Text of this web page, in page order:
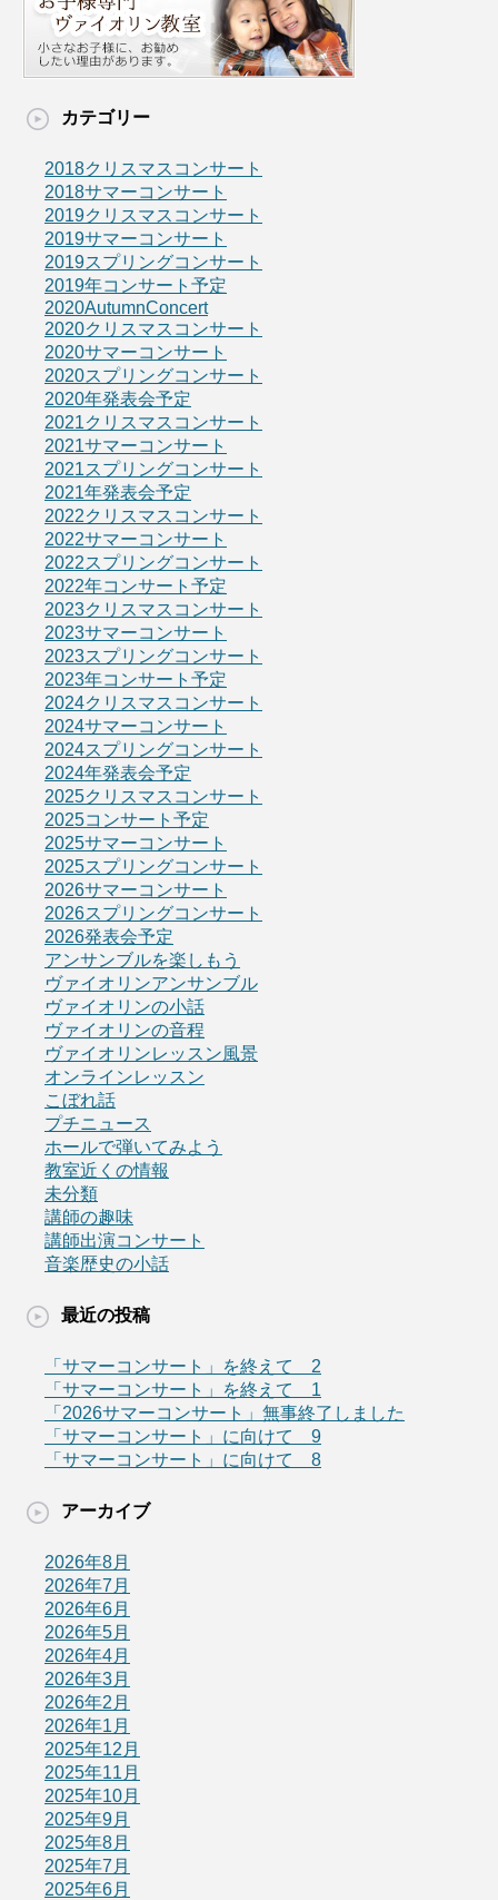
カテゴリー
2018クリスマスコンサート
2018サマーコンサート
2019クリスマスコンサート
2019サマーコンサート
2019スプリングコンサート
2019年コンサート予定
2020AutumnConcert
2020クリスマスコンサート
2020サマーコンサート
2020スプリングコンサート
2020年発表会予定
2021クリスマスコンサート
2021サマーコンサート
2021スプリングコンサート
2021年発表会予定
2022クリスマスコンサート
2022サマーコンサート
2022スプリングコンサート
2022年コンサート予定
2023クリスマスコンサート
2023サマーコンサート
2023スプリングコンサート
2023年コンサート予定
2024クリスマスコンサート
2024サマーコンサート
2024スプリングコンサート
2024年発表会予定
2025クリスマスコンサート
2025コンサート予定
2025サマーコンサート
2025スプリングコンサート
2026サマーコンサート
2026スプリングコンサート
2026発表会予定
アンサンブルを楽しもう
ヴァイオリンアンサンブル
ヴァイオリンの小話
ヴァイオリンの音程
ヴァイオリンレッスン風景
オンラインレッスン
こぼれ話
プチニュース
ホールで弾いてみよう
教室近くの情報
未分類
講師の趣味
講師出演コンサート
音楽歴史の小話
最近の投稿
「サマーコンサート」を終えて 2
「サマーコンサート」を終えて 1
「2026サマーコンサート」無事終了しました
「サマーコンサート」に向けて 9
「サマーコンサート」に向けて 8
アーカイブ
2026年8月
2026年7月
2026年6月
2026年5月
2026年4月
2026年3月
2026年2月
2026年1月
2025年12月
2025年11月
2025年10月
2025年9月
2025年8月
2025年7月
2025年6月